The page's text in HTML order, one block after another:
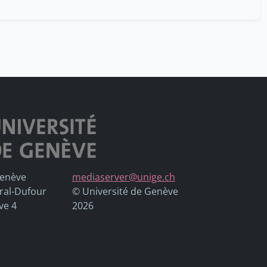
Dufour
4
mediaserver@unige.ch
© Université de Genève
2026